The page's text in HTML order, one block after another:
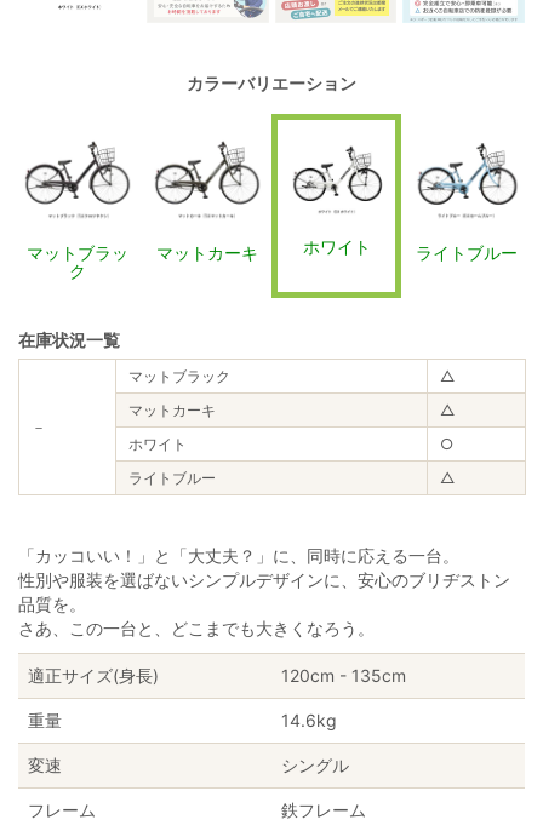
カラーバリエーション
マットブラッ
ク
マットカーキ ホワイト ライトブルー
在庫状況一覧
－
マットブラック
△
マットカーキ
△
ホワイト
○
ライトブルー
△
「カッコいい！」と「大丈夫？」に、同時に応える一台。
性別や服装を選ばないシンプルデザインに、安心のブリヂストン
品質を。
さあ、この一台と、どこまでも大きくなろう。
適正サイズ(身長) 120cm - 135cm
重量 14.6kg
変速 シングル
フレーム 鉄フレーム